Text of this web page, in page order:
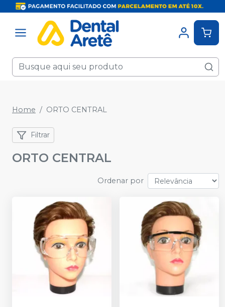
Home ORTO CENTRAL
Filtrar
ORTO CENTRAL
Ordenar por